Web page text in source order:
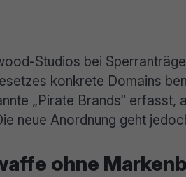
Studios bei
konkrete Domains
„Pirate Brands“
neue Anordnung geht
ohne